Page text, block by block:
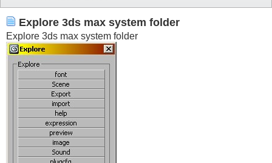
		)
	)
)
Explore 3ds max system folder
Explore 3ds max system folder